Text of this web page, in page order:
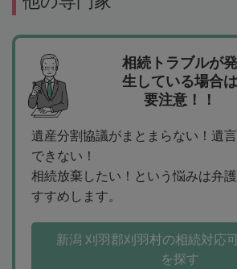
相続トラブルが発
生している場合は
要注意！！
遺産分割協議がまとまらない！遺
できない！
相続放棄したい！という悩みは弁
すすめします。
新潟 刈羽郡刈羽村の相続対応
を探す